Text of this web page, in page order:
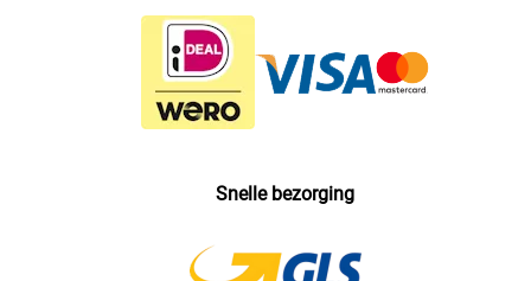
Snelle bezorging